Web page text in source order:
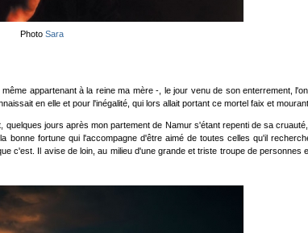
Photo Sara
appartenant à la reine ma mère -, le jour venu de son enterrement,
en elle et pour l'inégalité, qui lors allait portant ce mortel faix et
jours après mon partement de Namur s'étant repenti de sa
fortune qui l'accompagne d'être aimé de toutes celles qu'il
c'est. Il avise de loin, au milieu d'une grande et triste troupe de